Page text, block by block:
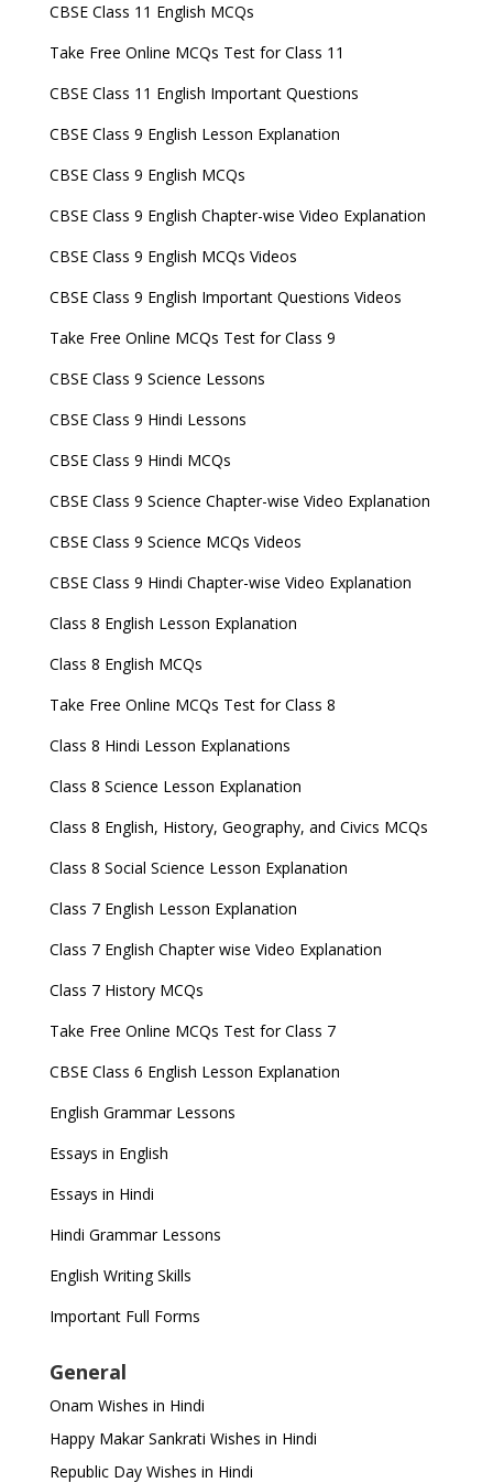
CBSE Class 11 English MCQs
Take Free Online MCQs Test for Class 11
CBSE Class 11 English Important Questions
CBSE Class 9 English Lesson Explanation
CBSE Class 9 English MCQs
CBSE Class 9 English Chapter-wise Video Explanation
CBSE Class 9 English MCQs Videos
CBSE Class 9 English Important Questions Videos
Take Free Online MCQs Test for Class 9
CBSE Class 9 Science Lessons
CBSE Class 9 Hindi Lessons
CBSE Class 9 Hindi MCQs
CBSE Class 9 Science Chapter-wise Video Explanation
CBSE Class 9 Science MCQs Videos
CBSE Class 9 Hindi Chapter-wise Video Explanation
Class 8 English Lesson Explanation
Class 8 English MCQs
Take Free Online MCQs Test for Class 8
Class 8 Hindi Lesson Explanations
Class 8 Science Lesson Explanation
Class 8 English, History, Geography, and Civics MCQs
Class 8 Social Science Lesson Explanation
Class 7 English Lesson Explanation
Class 7 English Chapter wise Video Explanation
Class 7 History MCQs
Take Free Online MCQs Test for Class 7
CBSE Class 6 English Lesson Explanation
English Grammar Lessons
Essays in English
Essays in Hindi
Hindi Grammar Lessons
English Writing Skills
Important Full Forms
General
Onam Wishes in Hindi
Happy Makar Sankrati Wishes in Hindi
Republic Day Wishes in Hindi